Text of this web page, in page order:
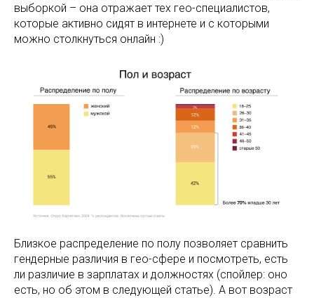
выборкой – она отражает тех гео-специалистов,
которые активно сидят в интернете и с которыми
можно столкнуться онлайн :)
Близкое распределение по полу позволяет сравнить
гендерные различия в гео-сфере и посмотреть, есть
ли различие в зарплатах и должностях (спойлер: оно
есть, но об этом в следующей статье). А вот возраст